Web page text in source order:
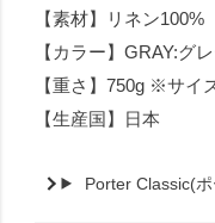
【素材】リネン100%
【カラー】GRAY:グ
【重さ】750g ※サイ
【生産国】日本
Porter Classic(